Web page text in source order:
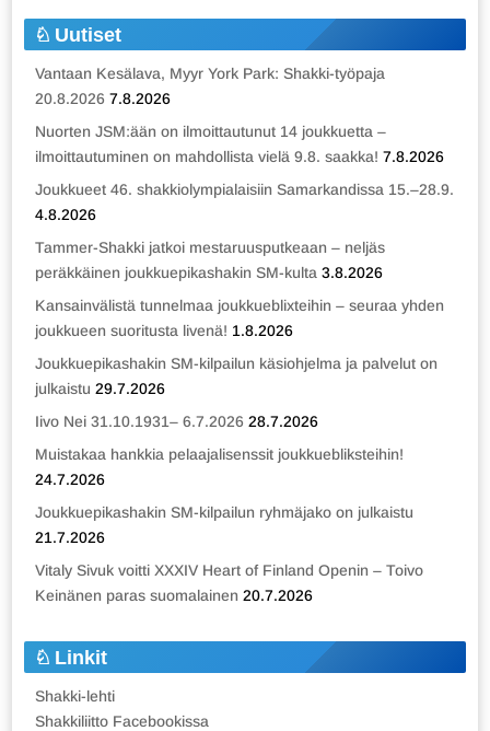
Uutiset
Vantaan Kesälava, Myyr York Park: Shakki-työpaja
20.8.2026 7.8.2026
Nuorten JSM:ään on ilmoittautunut 14 joukkuetta –
ilmoittautuminen on mahdollista vielä 9.8. saakka! 7.8.2026
Joukkueet 46. shakkiolympialaisiin Samarkandissa 15.–28.9.
4.8.2026
Tammer-Shakki jatkoi mestaruusputkeaan – neljäs
peräkkäinen joukkuepikashakin SM-kulta 3.8.2026
Kansainvälistä tunnelmaa joukkueblixteihin – seuraa yhden
joukkueen suoritusta livenä! 1.8.2026
Joukkuepikashakin SM-kilpailun käsiohjelma ja palvelut on
julkaistu 29.7.2026
Iivo Nei 31.10.1931– 6.7.2026 28.7.2026
Muistakaa hankkia pelaajalisenssit joukkuebliksteihin!
24.7.2026
Joukkuepikashakin SM-kilpailun ryhmäjako on julkaistu
21.7.2026
Vitaly Sivuk voitti XXXIV Heart of Finland Openin – Toivo
Keinänen paras suomalainen 20.7.2026
Linkit
Shakki-lehti
Shakkiliitto Facebookissa